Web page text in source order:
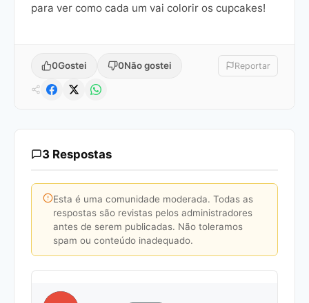
para ver como cada um vai colorir os cupcakes!
0Gostei 0Não gostei Reportar
3 Respostas
Esta é uma comunidade moderada. Todas as
respostas são revistas pelos administradores
antes de serem publicadas. Não toleramos
spam ou conteúdo inadequado.